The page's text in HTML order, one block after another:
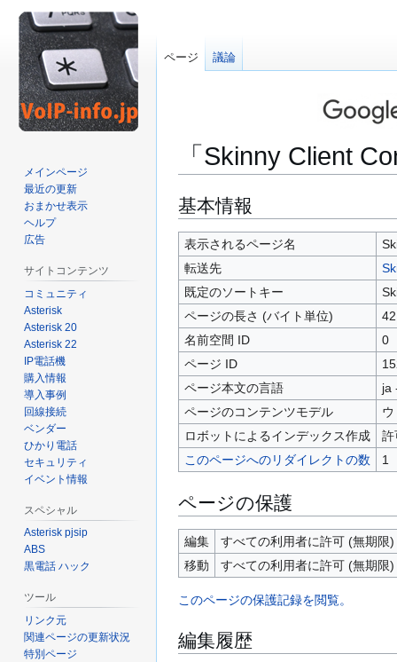
「Skinny Client
ナ
ビ
ゲ
ー
シ
ョ
ン
に
移
動
検
索
に
移
動
基本情報
表示されるページ名
転送先
既定のソートキー
ページの長さ (バイト単位)
42
名前空間 ID
0
ページ ID
ページ本文の言語
ja
ページのコンテンツモデル
ロボットによるインデックス作成
許
このページへのリダイレクトの数
1
ページの保護
編集
すべての利用者に許可 (無期限)
移動
すべての利用者に許可 (無期限)
このページの保護記録を閲覧。
編集履歴
ページ 議論
メインページ
最近の更新
おまかせ表示
ヘルプ
広告
サイトコンテンツ
コミュニティ
Asterisk
Asterisk 20
Asterisk 22
IP電話機
購入情報
導入事例
回線接続
ベンダー
ひかり電話
セキュリティ
イベント情報
スペシャル
Asterisk pjsip
ABS
黒電話 ハック
ツール
リンク元
関連ページの更新状況
特別ページ